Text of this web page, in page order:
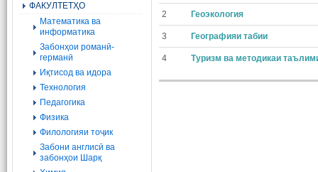
ФАКУЛТЕТҲО
Mатематика ва
информатика
Забонҳои романӣ-
германӣ
Иқтисод ва идора
Технология
Педагогика
Физика
Филологияи тоҷик
Забони англисӣ ва
забонҳои Шарқ
2 Геоэкология
3 Географияи табии
4 Туризм ва методикаи